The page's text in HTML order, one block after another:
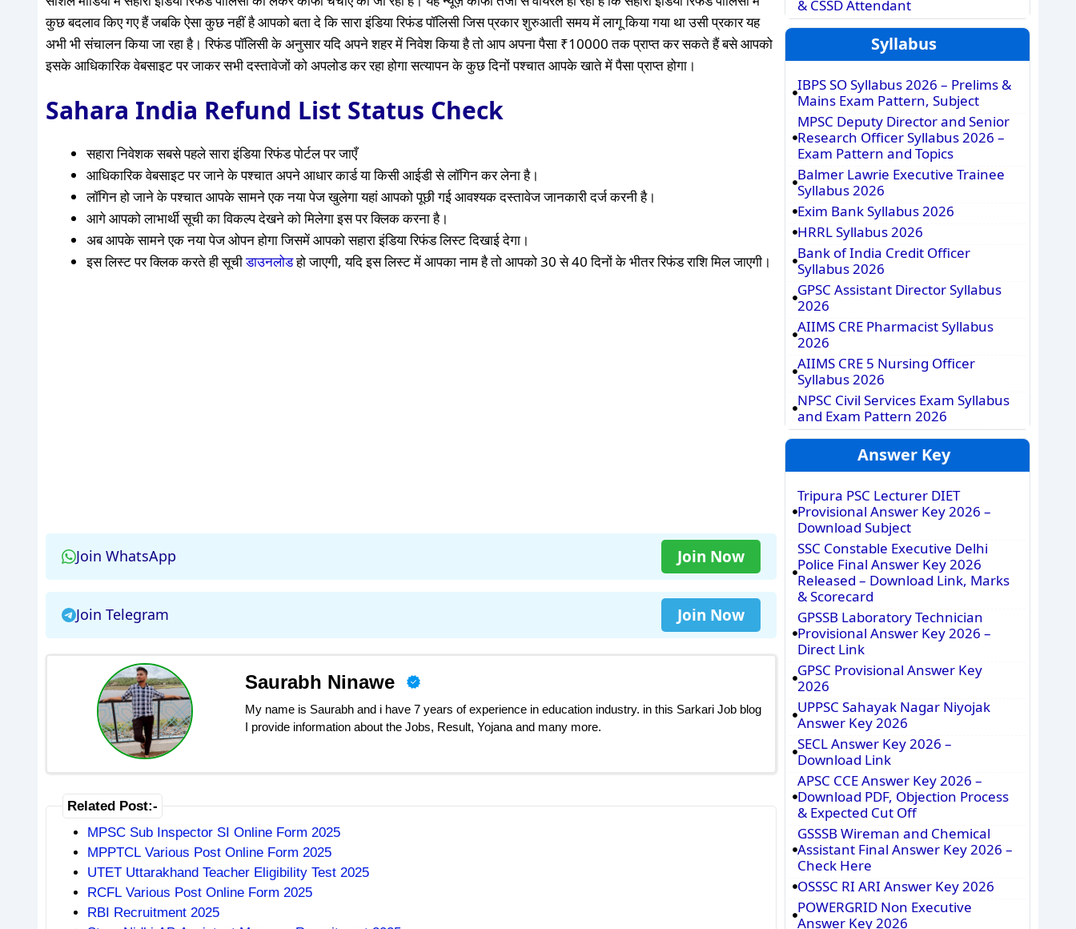
कुछ बदलाव किए गए हैं जबकि ऐसा कुछ नहीं है आपको बता दे कि सारा इंडिया रिफंड पॉलिसी जिस प्रकार शुरुआती समय में लागू किया गया था उसी प्रकार यह
अभी भी संचालन किया जा रहा है। रिफंड पॉलिसी के अनुसार यदि अपने शहर में निवेश किया है तो आप अपना पैसा ₹10000 तक प्राप्त कर सकते हैं बसे आपको
इसके आधिकारिक वेबसाइट पर जाकर सभी दस्तावेजों को अपलोड कर रहा होगा सत्यापन के कुछ दिनों पश्चात आपके खाते में पैसा प्राप्त होगा।
Sahara India Refund List Status Check
सहारा निवेशक सबसे पहले सारा इंडिया रिफंड पोर्टल पर जाएँ
आधिकारिक वेबसाइट पर जाने के पश्चात अपने आधार कार्ड या किसी आईडी से लॉगिन कर लेना है।
लॉगिन हो जाने के पश्चात आपके सामने एक नया पेज खुलेगा यहां आपको पूछी गई आवश्यक दस्तावेज जानकारी दर्ज करनी है।
आगे आपको लाभार्थी सूची का विकल्प देखने को मिलेगा इस पर क्लिक करना है।
अब आपके सामने एक नया पेज ओपन होगा जिसमें आपको सहारा इंडिया रिफंड लिस्ट दिखाई देगा।
इस लिस्ट पर क्लिक करते ही सूचीडाउनलोडहो जाएगी, यदि इस लिस्ट में आपका नाम है तो आपको 30 से 40 दिनों के भीतर रिफंड राशि मिल जाएगी।
Join WhatsApp Join Now
Join Telegram Join Now
Saurabh Ninawe
My name is Saurabh and i have 7 years of experience in education industry. in this Sarkari Job blog
I provide information about the Jobs, Result, Yojana and many more.
Related Post:-
MPSC Sub Inspector SI Online Form 2025
MPPTCL Various Post Online Form 2025
UTET Uttarakhand Teacher Eligibility Test 2025
RCFL Various Post Online Form 2025
RBI Recruitment 2025
& CSSD Attendant
Syllabus
IBPS SO Syllabus 2026 – Prelims &
Mains Exam Pattern, Subject
MPSC Deputy Director and Senior
Research Officer Syllabus 2026 –
Exam Pattern and Topics
Balmer Lawrie Executive Trainee
Syllabus 2026
Exim Bank Syllabus 2026
HRRL Syllabus 2026
Bank of India Credit Officer
Syllabus 2026
GPSC Assistant Director Syllabus
2026
AIIMS CRE Pharmacist Syllabus
2026
AIIMS CRE 5 Nursing Officer
Syllabus 2026
NPSC Civil Services Exam Syllabus
and Exam Pattern 2026
Answer Key
Tripura PSC Lecturer DIET
Provisional Answer Key 2026 –
Download Subject
SSC Constable Executive Delhi
Police Final Answer Key 2026
Released – Download Link, Marks
& Scorecard
GPSSB Laboratory Technician
Provisional Answer Key 2026 –
Direct Link
GPSC Provisional Answer Key
2026
UPPSC Sahayak Nagar Niyojak
Answer Key 2026
SECL Answer Key 2026 –
Download Link
APSC CCE Answer Key 2026 –
Download PDF, Objection Process
& Expected Cut Off
GSSSB Wireman and Chemical
Assistant Final Answer Key 2026 –
Check Here
OSSSC RI ARI Answer Key 2026
POWERGRID Non Executive
Answer Key 2026